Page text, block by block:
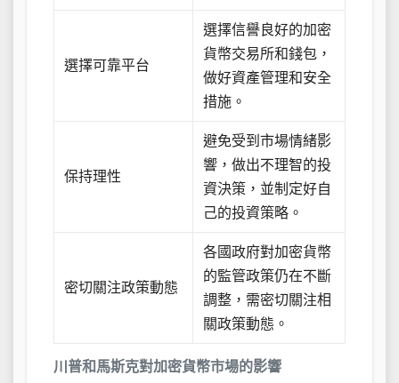
川普和馬斯克對加密貨幣市場的影響
選擇可靠平台
選擇信譽良好的加密
貨幣交易所和錢包，
做好資產管理和安全
措施。
保持理性
避免受到市場情緒影
響，做出不理智的投
資決策，並制定好自
己的投資策略。
密切關注政策動態
各國政府對加密貨幣
的監管政策仍在不斷
調整，需密切關注相
關政策動態。